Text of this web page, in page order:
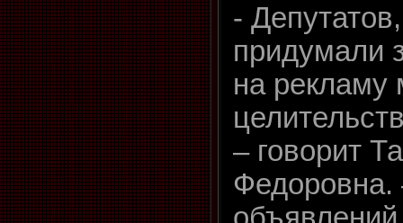
-
придумали
на рекламу
– говорит
Федоровна.